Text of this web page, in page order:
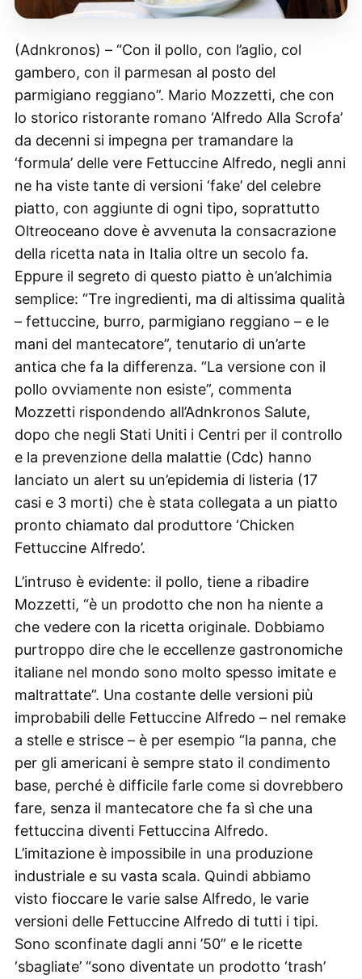
(Adnkronos) – “Con il pollo, con l’aglio, col
gambero, con il parmesan al posto del
parmigiano reggiano”. Mario Mozzetti, che con
lo storico ristorante romano ‘Alfredo Alla Scrofa’
da decenni si impegna per tramandare la
‘formula’ delle vere Fettuccine Alfredo, negli anni
ne ha viste tante di versioni ‘fake’ del celebre
piatto, con aggiunte di ogni tipo, soprattutto
Oltreoceano dove è avvenuta la consacrazione
della ricetta nata in Italia oltre un secolo fa.
Eppure il segreto di questo piatto è un’alchimia
semplice: “Tre ingredienti, ma di altissima qualità
– fettuccine, burro, parmigiano reggiano – e le
mani del mantecatore”, tenutario di un’arte
antica che fa la differenza. “La versione con il
pollo ovviamente non esiste”, commenta
Mozzetti rispondendo all’Adnkronos Salute,
dopo che negli Stati Uniti i Centri per il controllo
e la prevenzione della malattie (Cdc) hanno
lanciato un alert su un’epidemia di listeria (17
casi e 3 morti) che è stata collegata a un piatto
pronto chiamato dal produttore ‘Chicken
Fettuccine Alfredo’.
L’intruso è evidente: il pollo, tiene a ribadire
Mozzetti, “è un prodotto che non ha niente a
che vedere con la ricetta originale. Dobbiamo
purtroppo dire che le eccellenze gastronomiche
italiane nel mondo sono molto spesso imitate e
maltrattate”. Una costante delle versioni più
improbabili delle Fettuccine Alfredo – nel remake
a stelle e strisce – è per esempio “la panna, che
per gli americani è sempre stato il condimento
base, perché è difficile farle come si dovrebbero
fare, senza il mantecatore che fa sì che una
fettuccina diventi Fettuccina Alfredo.
L’imitazione è impossibile in una produzione
industriale e su vasta scala. Quindi abbiamo
visto fioccare le varie salse Alfredo, le varie
versioni delle Fettuccine Alfredo di tutti i tipi.
Sono sconfinate dagli anni ’50” e le ricette
‘sbagliate’ “sono diventate un prodotto ‘trash’